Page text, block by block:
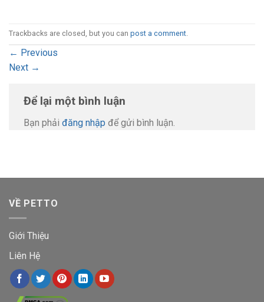
Trackbacks are closed, but you can post a comment.
← Previous
Next →
Để lại một bình luận
Bạn phải đăng nhập để gửi bình luận.
VỀ PETTO
Giới Thiệu
Liên Hệ